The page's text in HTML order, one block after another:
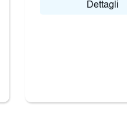
Dettagli